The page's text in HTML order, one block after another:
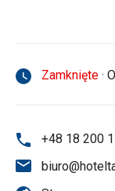
Zamknięte ·
+48 18 200